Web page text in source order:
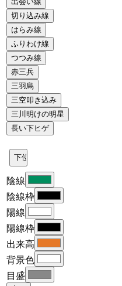
陰線
陰線枠
陽線
陽線枠
出来高
背景色
目盛